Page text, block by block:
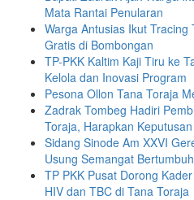
Mata Rantai Penularan
Warga Antusias Ikut
Gratis di Bombongan
TP-PKK Kaltim Kaji Tiru ke
Kelola dan Inovasi Program
Pesona Ollon Tana Toraja
Zadrak Tombeg Hadiri
Toraja, Harapkan
Sidang Sinode Am XXVI
Usung Semangat
TP PKK Pusat Dorong
HIV dan TBC di Tana Toraja